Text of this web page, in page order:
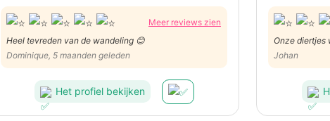
Meer reviews zien
Heel tevreden van de wandeling 😊
Dominique, 5 maanden geleden
Het profiel bekijken
Onze diertjes
en van
Zo konden
vakantie
handen
Johan